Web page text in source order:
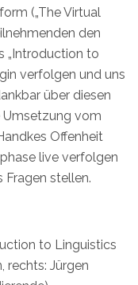
(„The Virtual
den
„Introduction to
verfolgen und uns
über diesen
Umsetzung vom
Offenheit
live verfolgen
Fragen stellen.
to Linguistics
rechts: Jürgen